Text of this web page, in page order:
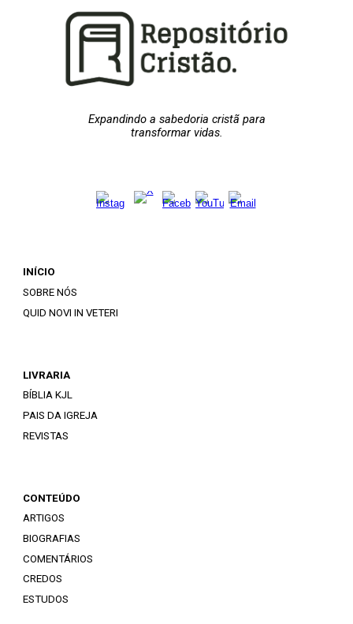
Expandindo a sabedoria cristã para
transformar vidas.
INÍCIO
SOBRE NÓS
QUID NOVI IN VETERI
LIVRARIA
BÍBLIA KJL
PAIS DA IGREJA
REVISTAS
CONTEÚDO
ARTIGOS
BIOGRAFIAS
COMENTÁRIOS
CREDOS
ESTUDOS